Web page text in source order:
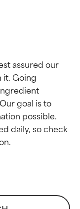
assured our
it. Going
goal is to
possible.
daily, so check